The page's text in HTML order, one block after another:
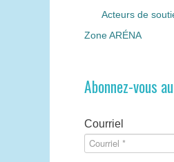
Acteurs de
Zone ARÉNA
Abonnez-vous
Courriel